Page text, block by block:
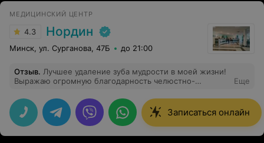
МЕДИЦИНСКИЙ ЦЕНТР
4.3 Нордин
Минск, ул. Сурганова, 47Б до 21:00
Отзыв. Лучшее удаление зуба мудрости в моей жизни!
Выражаю огромную благодарность челюстно-
помощнице Виктории за консультацию и комфортное
удаление. Настолько лёгкая рука у врача и слаженная
командная работа. Большое спасибо Вам.
Еще
Записаться онлайн